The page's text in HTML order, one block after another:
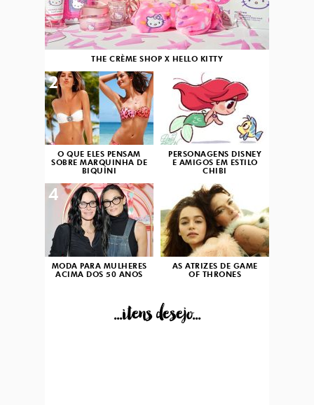
THE CRÈME SHOP X HELLO KITTY
O QUE ELES PENSAM
SOBRE MARQUINHA DE
BIQUÍNI
2
PERSONAGENS DISNEY
E AMIGOS EM ESTILO
CHIBI
3
MODA PARA MULHERES
ACIMA DOS 50 ANOS
4
AS ATRIZES DE GAME
OF THRONES
...itens desejo...